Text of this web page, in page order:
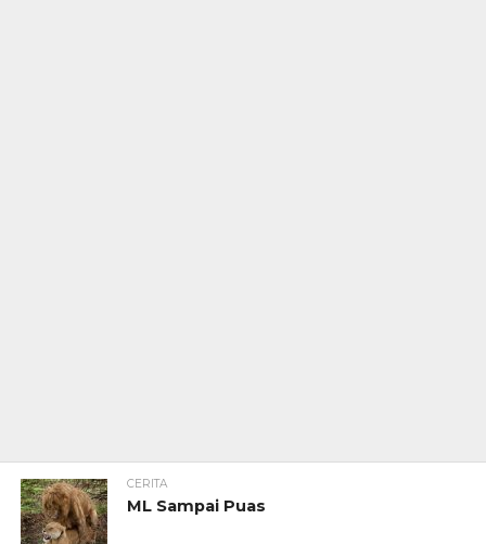
CERITA
ML Sampai Puas